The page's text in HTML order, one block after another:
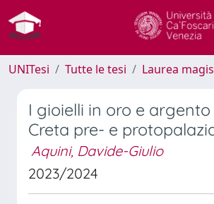
UNITesi Tutte le tesi Laurea
I gioielli in oro e argento
Creta pre- e
Aquini, Davide-Giulio
2023/2024